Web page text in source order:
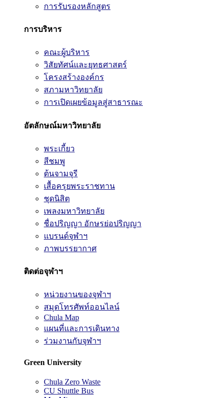
การรับรองหลักสูตร
การบริหาร
คณะผู้บริหาร
วิสัยทัศน์และยุทธศาสตร์
โครงสร้างองค์กร
สภามหาวิทยาลัย
การเปิดเผยข้อมูลสู่สาธารณะ
อัตลักษณ์มหาวิทยาลัย
พระเกี้ยว
สีชมพู
ต้นจามจุรี
เสื้อครุยพระราชทาน
ชุดนิสิต
เพลงมหาวิทยาลัย
ชื่อปริญญา อักษรย่อปริญญา
แบรนด์จุฬาฯ
ภาพบรรยากาศ
ติดต่อจุฬาฯ
หน่วยงานของจุฬาฯ
สมุดโทรศัพท์ออนไลน์
Chula Map
แผนที่และการเดินทาง
ร่วมงานกับจุฬาฯ
Green University
Chula Zero Waste
CU Shuttle Bus